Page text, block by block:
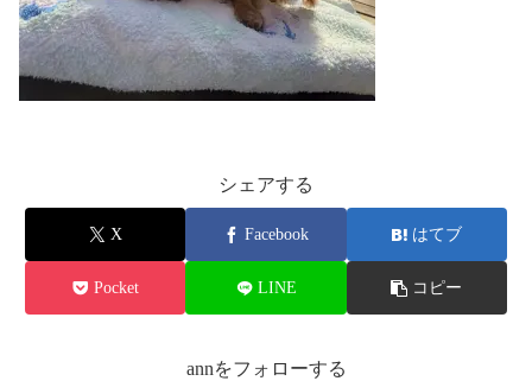
シェアする
X Facebook はてブ
Pocket LINE コピー
annをフォローする